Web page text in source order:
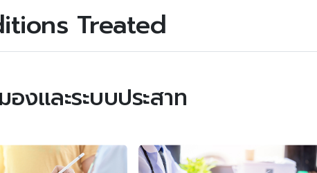
Treated
งและระบบประสาท